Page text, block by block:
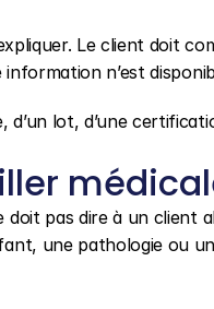
Le client doit
n’est
lot, d’une
pas dire à un client
une pathologie ou